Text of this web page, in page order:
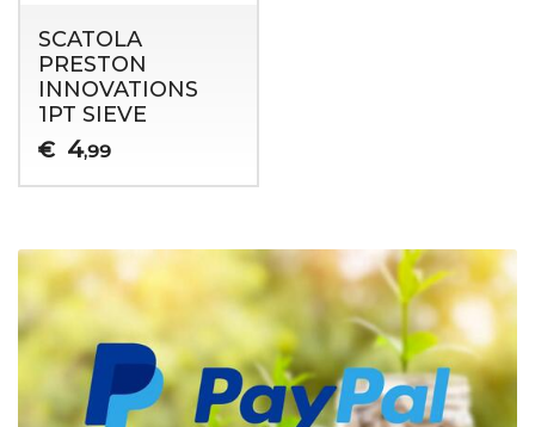
SCATOLA
PRESTON
INNOVATIONS
1PT SIEVE
€ 4,99